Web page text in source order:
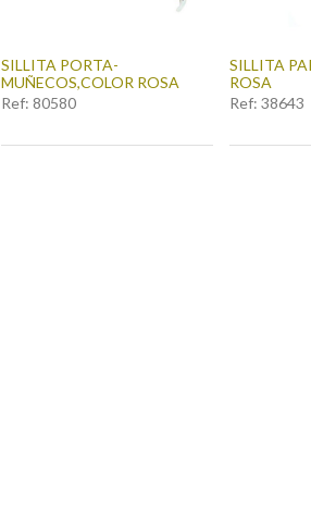
SILLITA PORTA-
MUÑECOS,COLOR ROSA
Ref: 80580
SILLITA
ROSA
Ref: 38643